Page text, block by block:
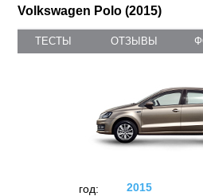
Volkswagen Polo (2015)
ТЕСТЫ ОТЗЫВЫ
год:
2015